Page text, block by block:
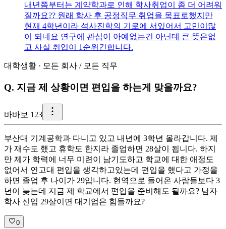
내년쯤부터는 계약학과로 인해 학사취업이 좀 더 어려워
질까요?? 원래 학사 후 공정직무 취업을 목표로했지만
현재 4학년이라 석사진학의 기로에 서있어서 고민이많
이 되네요 연구에 관심이 아예없는건 아닌데 큰 뜻은없
고 사실 취업이 1순위긴합니다.
대학생활 · 모든 회사 / 모든 직무
Q. 지금 제 상황이면 편입을 하는게 맞을까요?
바바보 123
부산대 기계공학과 다니고 있고 내년에 3학년 올라갑니다. 제
가 재수도 했고 휴학도 한지라 졸업하면 28살이 됩니다. 하지
만 제가 학력에 너무 미련이 남기도하고 학교에 대한 애정도
없어서 연고대 편입을 생각하고있는데 편입을 했다고 가정을
하면 졸업 후 나이가 29입니다. 현역으로 들어온 사람들보다 3
년이 늦는데 지금 제 학교에서 편입을 준비해도 될까요? 남자
학사 신입 29살이면 대기업은 힘들까요?
0